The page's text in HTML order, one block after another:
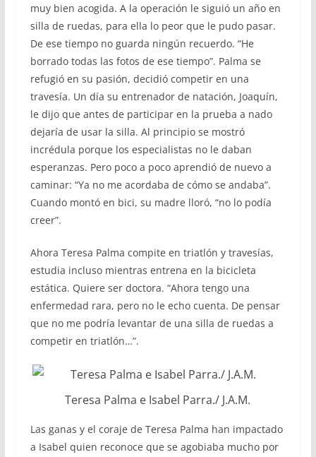
muy bien acogida. A la operación le siguió un año en
silla de ruedas, para ella lo peor que le pudo pasar.
De ese tiempo no guarda ningún recuerdo. “He
borrado todas las fotos de ese tiempo”. Palma se
refugió en su pasión, decidió competir en una
travesía. Un día su entrenador de natación, Joaquín,
le dijo que antes de participar en la prueba a nado
dejaría de usar la silla. Al principio se mostró
incrédula porque los especialistas no le daban
esperanzas. Pero poco a poco aprendió de nuevo a
caminar: “Ya no me acordaba de cómo se andaba”.
Cuando montó en bici, su madre lloró, “no lo podía
creer”.
Ahora Teresa Palma compite en triatlón y travesías,
estudia incluso mientras entrena en la bicicleta
estática. Quiere ser doctora. “Ahora tengo una
enfermedad rara, pero no le echo cuenta. De pensar
que no me podría levantar de una silla de ruedas a
competir en triatlón…”.
Teresa Palma e Isabel Parra./ J.A.M.
Las ganas y el coraje de Teresa Palma han impactado
a Isabel quien reconoce que se agobiaba mucho por